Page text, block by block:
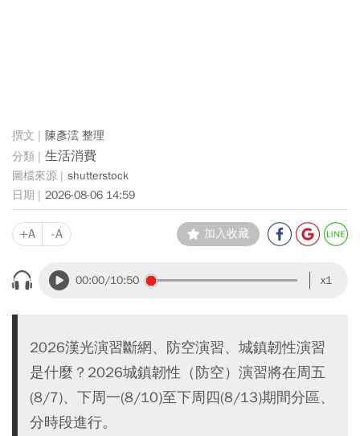
陳彥澐 整理
生活消費
shutterstock
2026-08-06 14:59
+A -A 加入收藏
00:00/10:50 x1
2026漢光演習斷網、防空演習、城鎮韌性演習
是什麼？2026城鎮韌性（防空）演習將在周五
(8/7)、下周一(8/10)至下周四(8/13)期間分區、
分時段進行。